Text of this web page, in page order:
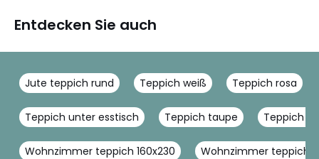
Entdecken Sie auch
Jute teppich rund Teppich weiß Teppich rosa
Teppich unter esstisch Teppich taupe Teppich
Wohnzimmer teppich 160x230 Wohnzimmer teppich